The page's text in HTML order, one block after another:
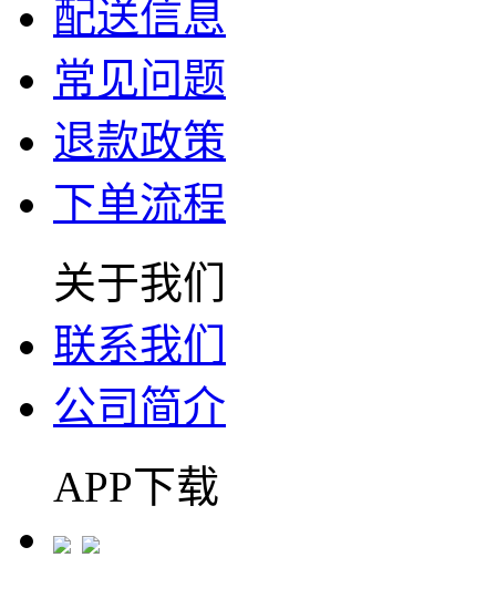
配送信息
常见问题
退款政策
下单流程
关于我们
联系我们
公司简介
APP下载